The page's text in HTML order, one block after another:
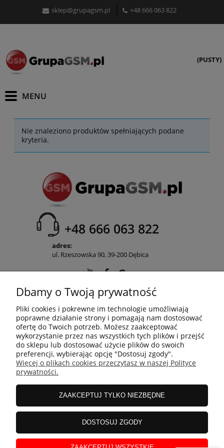
sklep@grupagsm.pl +48 666 063 822
(PUSTY)
Nie znaleziono produktów spełniających podane
kryteria.
+48 666 063 822
adres:
ul. Rzeszowska 90, 39-200 Dębica
POMOC
MOJE KONTO
INFORMACJE
O NAS
Dbamy o Twoją prywatność
Pliki cookies i pokrewne im technologie umożliwiają
poprawne działanie strony i pomagają nam dostosować
ofertę do Twoich potrzeb. Możesz zaakceptować
wykorzystanie przez nas wszystkich tych plików i przejść
do sklepu lub dostosować użycie plików do swoich
preferencji, wybierając opcję "Dostosuj zgody".
Więcej o plikach cookies przeczytasz w naszej Polityce
prywatności.
ZAAKCEPTUJ TYLKO NIEZBĘDNE
DOSTOSUJ ZGODY